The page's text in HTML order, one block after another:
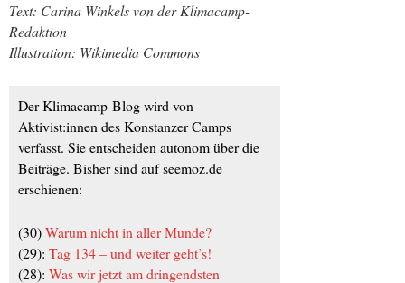
Text: Carina Winkels von der Klimacamp-
Redaktion
Illustration: Wikimedia Commons
Der Klimacamp-Blog wird von
Aktivist:innen des Konstanzer Camps
verfasst. Sie entscheiden autonom über die
Beiträge. Bisher sind auf seemoz.de
erschienen:
(30)Warum nicht in aller Munde?
(29): Tag 134 – und weiter geht’s!
(28): Was wir jetzt am dringendsten